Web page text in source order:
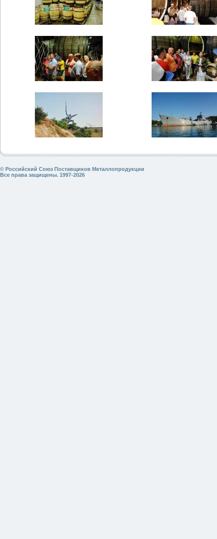
© Российский Союз Поставщиков Металлопродукции
Все права защищены. 1997-2026